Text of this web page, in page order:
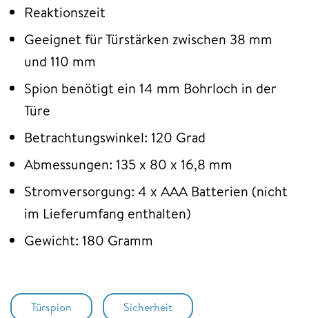
Reaktionszeit
Geeignet für Türstärken zwischen 38 mm
und 110 mm
Spion benötigt ein 14 mm Bohrloch in der
Türe
Betrachtungswinkel: 120 Grad
Abmessungen: 135 x 80 x 16,8 mm
Stromversorgung: 4 x AAA Batterien (nicht
im Lieferumfang enthalten)
Gewicht: 180 Gramm
Türspion Sicherheit